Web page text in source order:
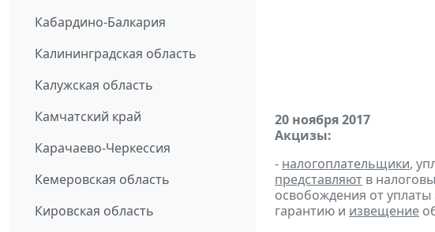
Кабардино-Балкария
Калининградская область
Калужская область
Камчатский край
Карачаево-Черкессия
Кемеровская область
Кировская область
20 ноября 2017
Акцизы:
- налогоплательщики,
представляют в
освобождения от
гарантию и извещение